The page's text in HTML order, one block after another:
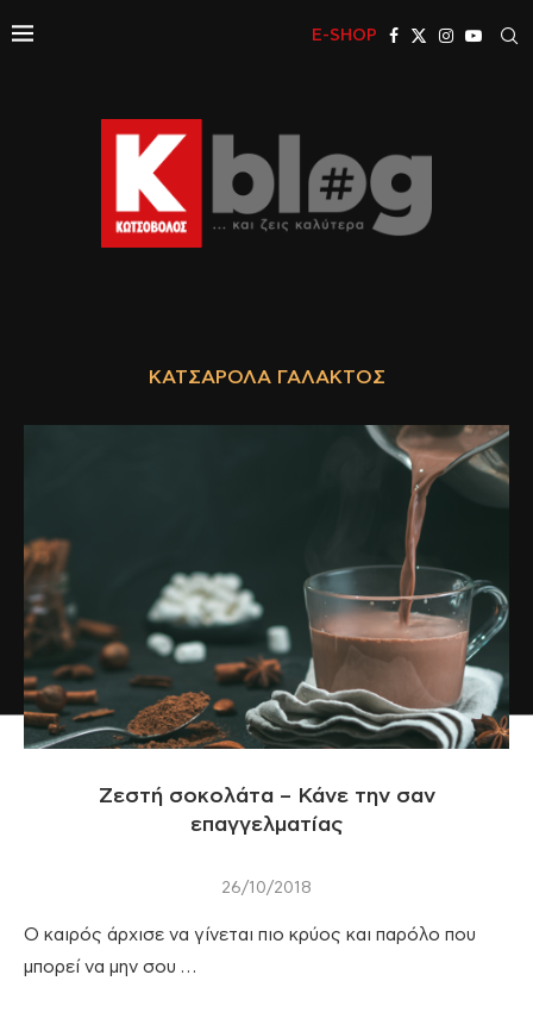
E-SHOP
ΚΑΤΣΑΡΌΛΑ ΓΆΛΑΚΤΟΣ
Ζεστή σοκολάτα – Κάνε την σαν
επαγγελματίας
26/10/2018
Ο καιρός άρχισε να γίνεται πιο κρύος και παρόλο που
μπορεί να μην σου …